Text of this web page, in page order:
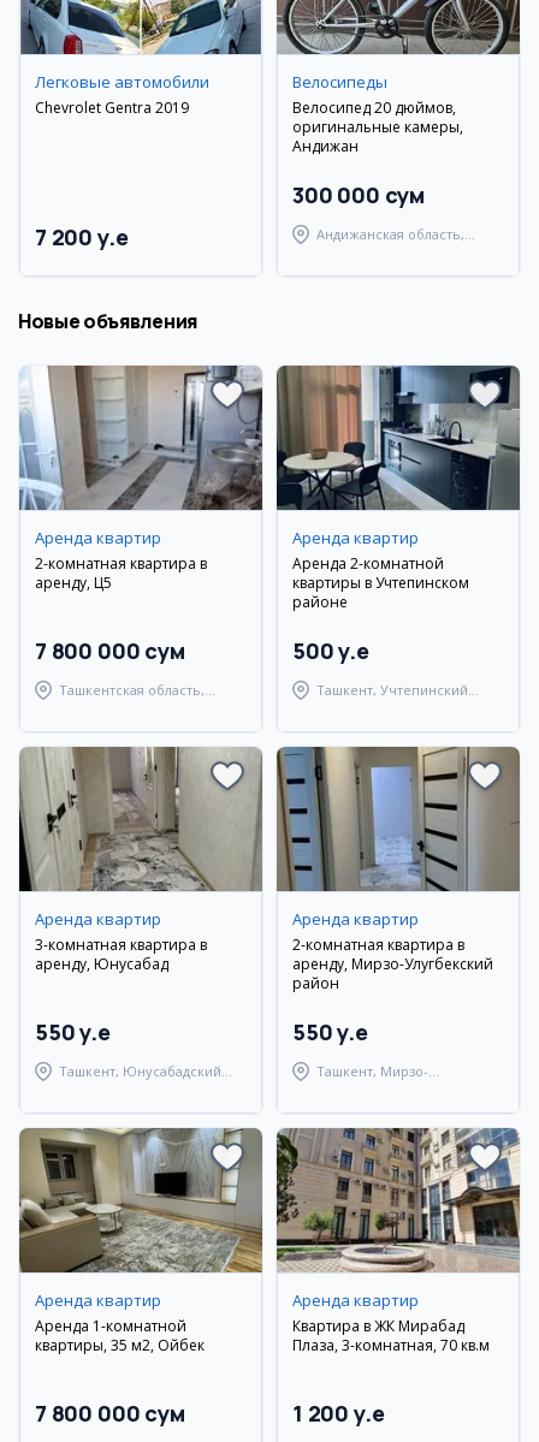
Легковые автомобили
Chevrolet Gentra 2019
7 200 y.e
Велосипеды
Велосипед 20 дюймов,
оригинальные камеры,
Андижан
300 000 сум
Андижанская область,
Новые объявления
Аренда квартир
2-комнатная квартира в
аренду, Ц5
7 800 000 сум
Ташкентская область,
Аренда квартир
Аренда 2-комнатной
квартиры в Учтепинском
районе
500 y.e
Ташкент, Учтепинский
Аренда квартир
3-комнатная квартира в
аренду, Юнусабад
550 y.e
Ташкент, Юнусабадский
Аренда квартир
2-комнатная квартира в
аренду, Мирзо-Улугбекский
район
550 y.e
Ташкент, Мирзо-
Аренда квартир
Аренда 1-комнатной
квартиры, 35 м2, Ойбек
7 800 000 сум
Аренда квартир
Квартира в ЖК Мирабад
Плаза, 3-комнатная, 70 кв.м
1 200 y.e